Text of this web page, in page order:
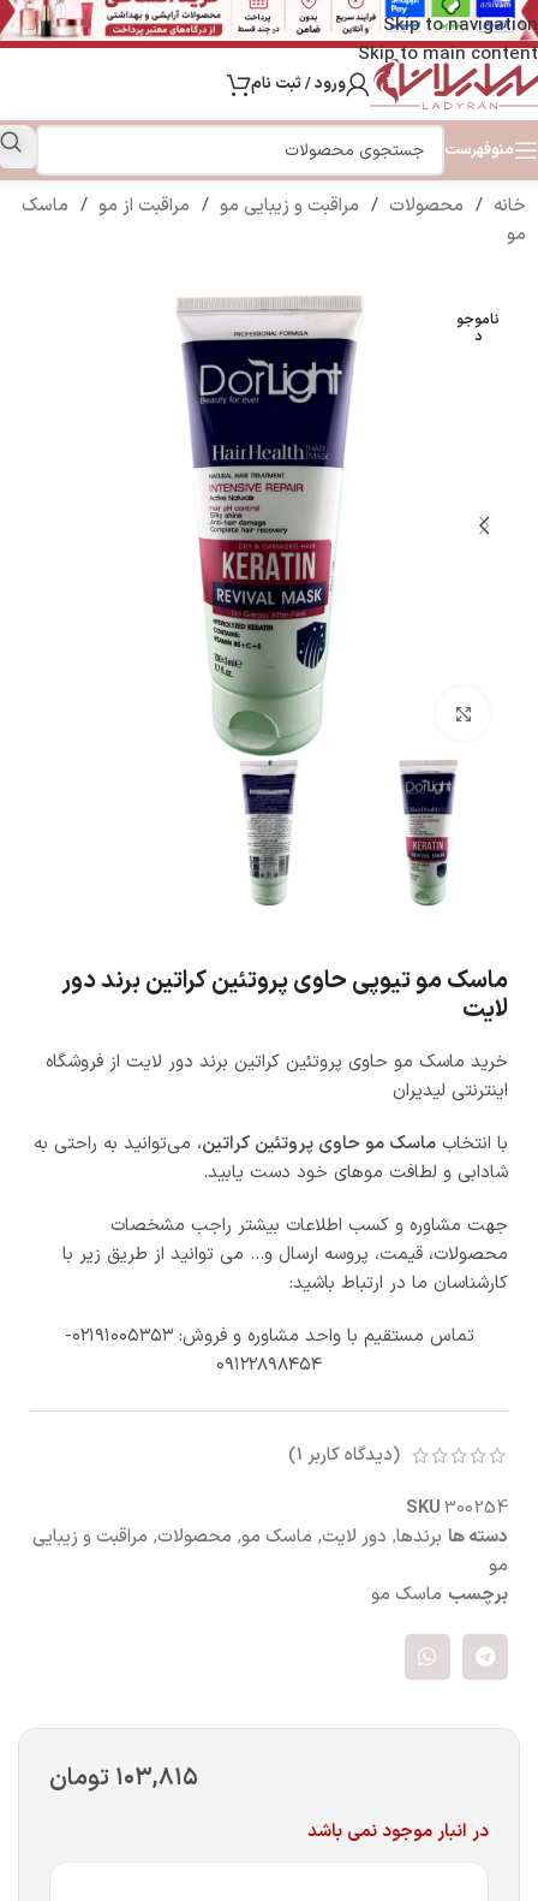
Skip to navigation
Skip to main content
ورود / ثبت نام
منوفهرست
خانه / محصولات / مراقبت و زیبایی مو / مراقبت از مو / ماسک
مو
ناموجو
د
ماسک مو تیوپی حاوی پروتئین کراتین برند دور
لایت
خرید ماسک مو حاوی پروتئین کراتین برند دور لایت از فروشگاه
اینترنتی لیدیران
با انتخاب ماسک مو حاوی پروتئین کراتین، می‌توانید به راحتی به
شادابی و لطافت موهای خود دست یابید.
جهت مشاوره و کسب اطلاعات بیشتر راجب مشخصات
محصولات، قیمت، پروسه ارسال و… می توانید از طریق زیر با
کارشناسان ما در ارتباط باشید:
تماس مستقیم با واحد مشاوره و فروش: ۰۲۱۹۱۰۰۵۳۵۳-
۰۹۱۲۲۸۹۸۴۵۴
(دیدگاه کاربر 1
)
SKU300254
دسته ها برندها, دور لایت, ماسک مو, محصولات, مراقبت و زیبایی
مو
برچسب ماسک مو
۱۰۳,۸۱۵ تومان
در انبار موجود نمی باشد